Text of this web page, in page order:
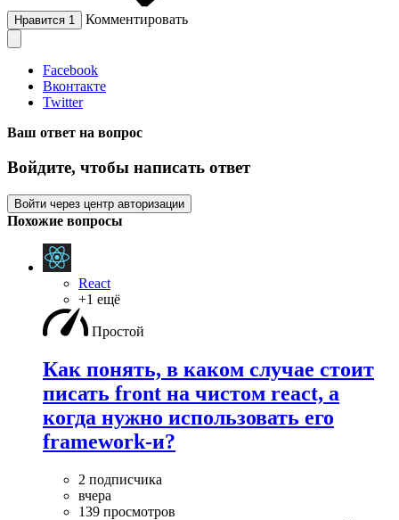
Нравится 1 Комментировать
Facebook
Вконтакте
Twitter
Ваш ответ на вопрос
Войдите, чтобы написать ответ
Войти через центр авторизации
Похожие вопросы
React
+1 ещё
Простой
Как понять, в каком случае стоит
писать front на чистом react, а
когда нужно использовать его
framework-и?
2 подписчика
вчера
139 просмотров